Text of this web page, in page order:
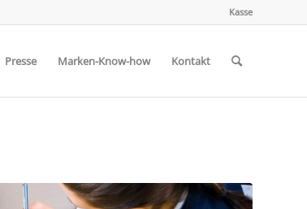
Kasse
Presse Marken-Know-how Kontakt